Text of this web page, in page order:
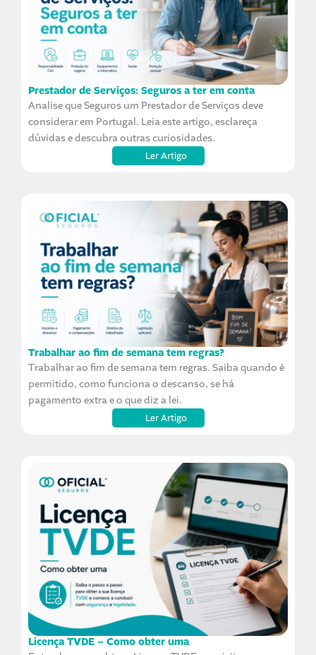
Prestador de Serviços: Seguros a ter em conta
Analise que Seguros um Prestador de Serviços deve
considerar em Portugal. Leia este artigo, esclareça
dúvidas e descubra outras curiosidades.
Ler Artigo
Trabalhar ao fim de semana tem regras?
Trabalhar ao fim de semana tem regras. Saiba quando é
permitido, como funciona o descanso, se há
pagamento extra e o que diz a lei.
Ler Artigo
Licença TVDE – Como obter uma